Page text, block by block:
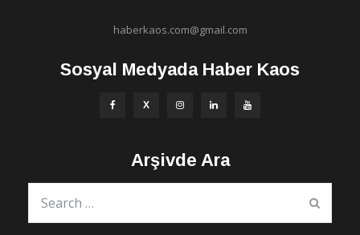
haberkaos.com@gmail.com
Sosyal Medyada Haber Kaos
Arşivde Ara